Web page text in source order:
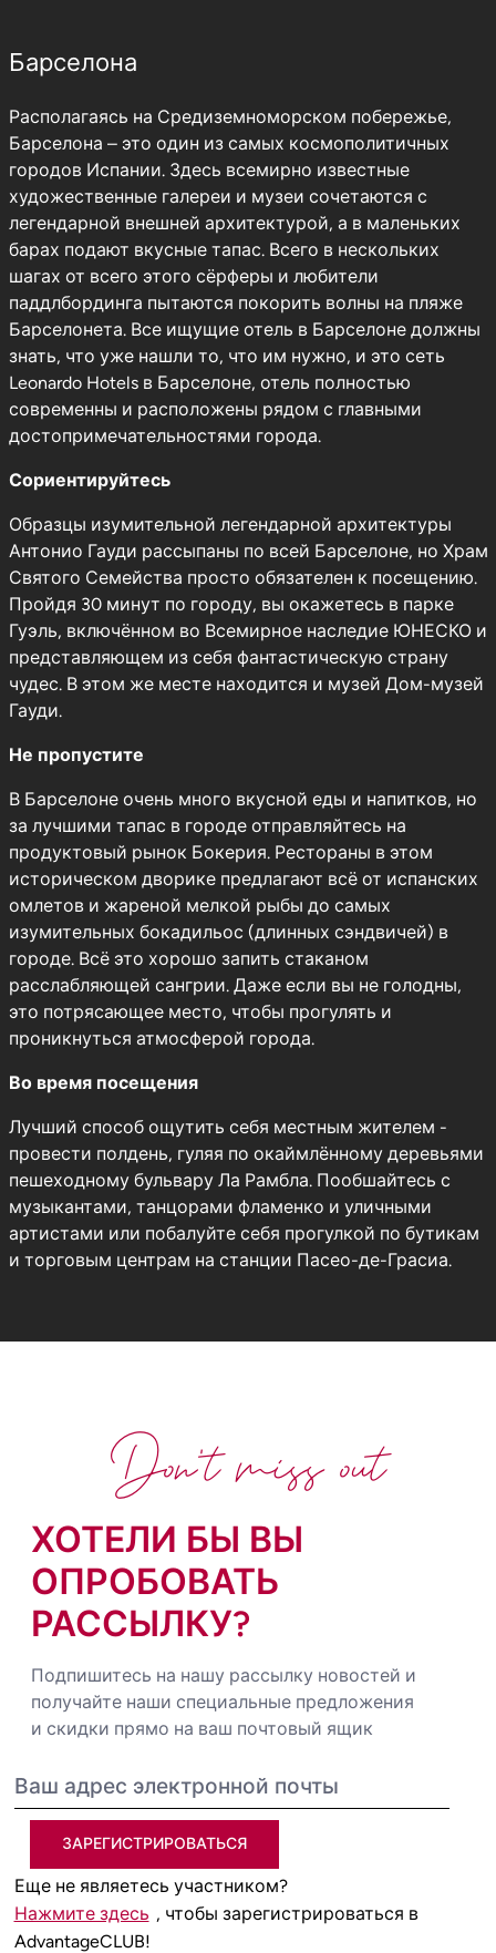
Барселона
Располагаясь на Средиземноморском побережье,
Барселона – это один из самых космополитичных
городов Испании. Здесь всемирно известные
художественные галереи и музеи сочетаются с
легендарной внешней архитектурой, а в маленьких
барах подают вкусные тапас. Всего в нескольких
шагах от всего этого сёрферы и любители
паддлбординга пытаются покорить волны на пляже
Барселонета. Все ищущие отель в Барселоне должны
знать, что уже нашли то, что им нужно, и это сеть
Leonardo Hotels в Барселоне, отель полностью
современны и расположены рядом с главными
достопримечательностями города.
Сориентируйтесь
Образцы изумительной легендарной архитектуры
Антонио Гауди рассыпаны по всей Барселоне, но Храм
Святого Семейства просто обязателен к посещению.
Пройдя 30 минут по городу, вы окажетесь в парке
Гуэль, включённом во Всемирное наследие ЮНЕСКО и
представляющем из себя фантастическую страну
чудес. В этом же месте находится и музей Дом-музей
Гауди.
Не пропустите
В Барселоне очень много вкусной еды и напитков, но
за лучшими тапас в городе отправляйтесь на
продуктовый рынок Бокерия. Рестораны в этом
историческом дворике предлагают всё от испанских
омлетов и жареной мелкой рыбы до самых
изумительных бокадильос (длинных сэндвичей) в
городе. Всё это хорошо запить стаканом
расслабляющей сангрии. Даже если вы не голодны,
это потрясающее место, чтобы прогулять и
проникнуться атмосферой города.
Во время посещения
Лучший способ ощутить себя местным жителем -
провести полдень, гуляя по окаймлённому деревьями
пешеходному бульвару Ла Рамбла. Пообшайтесь с
музыкантами, танцорами фламенко и уличными
артистами или побалуйте себя прогулкой по бутикам
и торговым центрам на станции Пасео-де-Грасиа.
ХОТЕЛИ БЫ ВЫ
ОПРОБОВАТЬ
РАССЫЛКУ?
Подпишитесь на нашу рассылку новостей и
получайте наши специальные предложения
и скидки прямо на ваш почтовый ящик
ЗАРЕГИСТРИРОВАТЬСЯ
Еще не являетесь участником?
Нажмите здесь , чтобы зарегистрироваться в
AdvantageCLUB!
Don't miss out